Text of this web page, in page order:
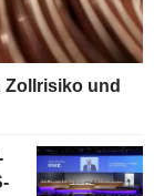
Zollrisiko und